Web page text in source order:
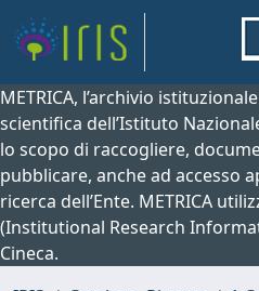
METRICA, l’archivio
scientifica dell’Istituto
lo scopo di raccogliere,
pubblicare, anche ad accesso
ricerca dell’Ente. METRICA
(Institutional Research
Cineca.